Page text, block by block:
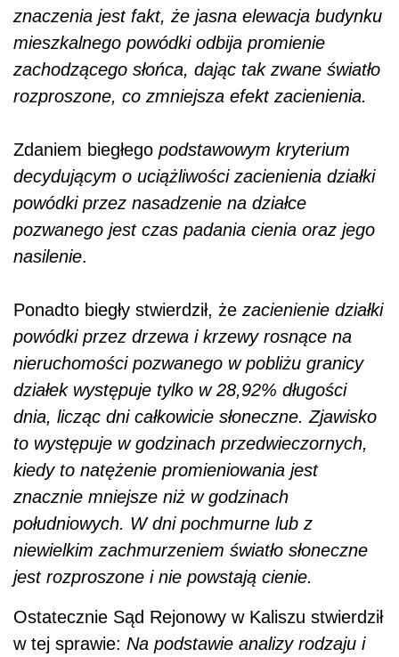
znaczenia jest fakt, że jasna elewacja budynku
mieszkalnego powódki odbija promienie
zachodzącego słońca, dając tak zwane światło
rozproszone, co zmniejsza efekt zacienienia.
Zdaniem biegłego podstawowym kryterium
decydującym o uciążliwości zacienienia działki
powódki przez nasadzenie na działce
pozwanego jest czas padania cienia oraz jego
nasilenie.
Ponadto biegły stwierdził, że zacienienie działki
powódki przez drzewa i krzewy rosnące na
nieruchomości pozwanego w pobliżu granicy
działek występuje tylko w 28,92% długości
dnia, licząc dni całkowicie słoneczne. Zjawisko
to występuje w godzinach przedwieczornych,
kiedy to natężenie promieniowania jest
znacznie mniejsze niż w godzinach
południowych. W dni pochmurne lub z
niewielkim zachmurzeniem światło słoneczne
jest rozproszone i nie powstają cienie.
Ostatecznie Sąd Rejonowy w Kaliszu stwierdził
w tej sprawie: Na podstawie analizy rodzaju i